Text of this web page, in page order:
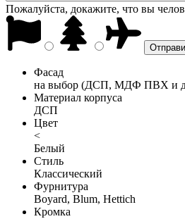
Пожалуйста, докажите, что вы
Фасад
на выбор (ДСП, МДФ ПВХ и
Материал корпуса
ДСП
Цвет
<
Белый
Стиль
Классический
Фурнитура
Boyard, Blum, Hettich
Кромка